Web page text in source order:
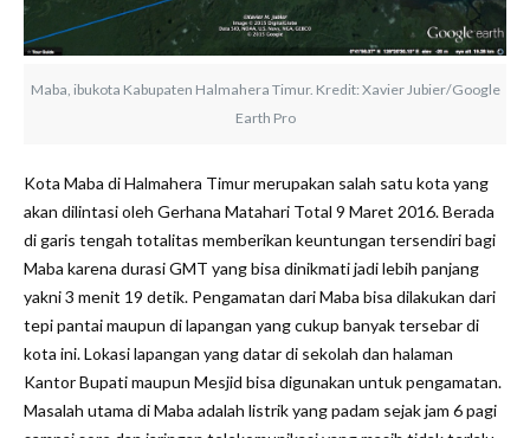
Maba, ibukota Kabupaten Halmahera Timur. Kredit: Xavier Jubier/Google
Earth Pro
Kota Maba di Halmahera Timur merupakan salah satu kota yang
akan dilintasi oleh Gerhana Matahari Total 9 Maret 2016. Berada
di garis tengah totalitas memberikan keuntungan tersendiri bagi
Maba karena durasi GMT yang bisa dinikmati jadi lebih panjang
yakni 3 menit 19 detik. Pengamatan dari Maba bisa dilakukan dari
tepi pantai maupun di lapangan yang cukup banyak tersebar di
kota ini. Lokasi lapangan yang datar di sekolah dan halaman
Kantor Bupati maupun Mesjid bisa digunakan untuk pengamatan.
Masalah utama di Maba adalah listrik yang padam sejak jam 6 pagi